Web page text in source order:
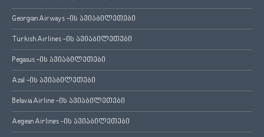
Georgian Airways -ის ავიაბილეთები
Turkish Airlines -ის ავიაბილეთები
Pegasus -ის ავიაბილეთები
Azal -ის ავიაბილეთები
Belavia Airline -ის ავიაბილეთები
Aegean Airlines -ის ავიაბილეთები